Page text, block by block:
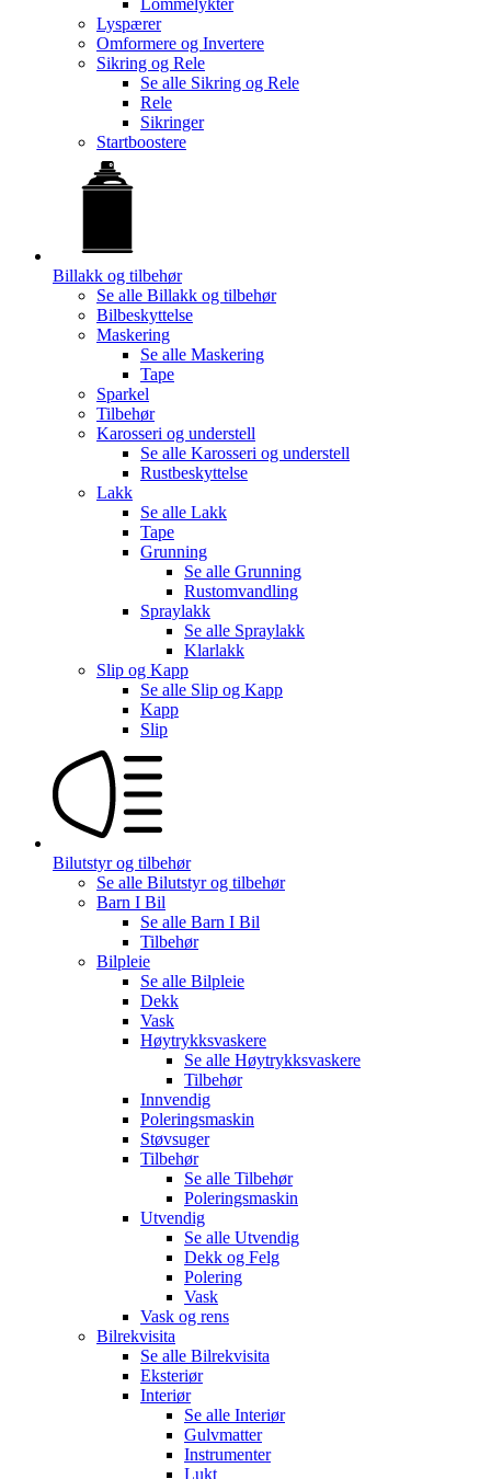
Lyspærer
Omformere og Invertere
Sikring og Rele
Se alle Sikring og Rele
Rele
Sikringer
Startboostere
Billakk og tilbehør
Se alle Billakk og tilbehør
Bilbeskyttelse
Maskering
Se alle Maskering
Tape
Sparkel
Tilbehør
Karosseri og understell
Se alle Karosseri og understell
Rustbeskyttelse
Lakk
Se alle Lakk
Tape
Grunning
Se alle Grunning
Rustomvandling
Spraylakk
Se alle Spraylakk
Klarlakk
Slip og Kapp
Se alle Slip og Kapp
Kapp
Slip
Bilutstyr og tilbehør
Se alle Bilutstyr og tilbehør
Barn I Bil
Se alle Barn I Bil
Tilbehør
Bilpleie
Se alle Bilpleie
Dekk
Vask
Høytrykksvaskere
Se alle Høytrykksvaskere
Tilbehør
Innvendig
Poleringsmaskin
Støvsuger
Tilbehør
Se alle Tilbehør
Poleringsmaskin
Utvendig
Se alle Utvendig
Dekk og Felg
Polering
Vask
Vask og rens
Bilrekvisita
Se alle Bilrekvisita
Eksteriør
Interiør
Se alle Interiør
Gulvmatter
Instrumenter
Lukt